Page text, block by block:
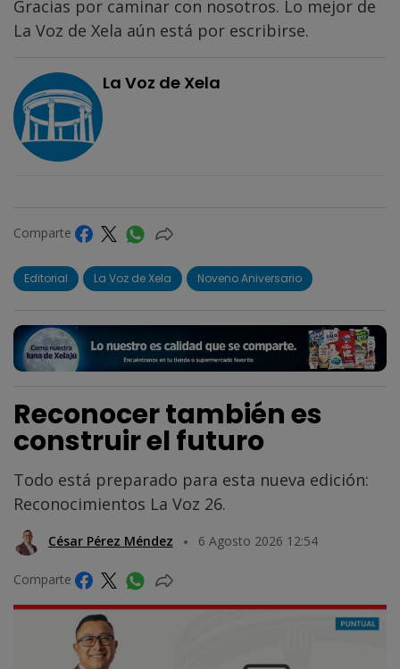
Gracias por caminar con nosotros. Lo mejor de
La Voz de Xela aún está por escribirse.
La Voz de Xela
Comparte
Editorial La Voz de Xela Noveno Aniversario
Reconocer también es
construir el futuro
Todo está preparado para esta nueva edición:
Reconocimientos La Voz 26.
César Pérez Méndez 6 Agosto 2026 12:54
Comparte